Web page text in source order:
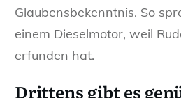
Glaubensbekenntnis. So
einem Dieselmotor, weil
erfunden hat.
Drittens gibt es